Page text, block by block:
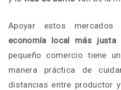
Apoyar estos
economía local más justa
pequeño comercio tiene
manera práctica de
distancias entre productor